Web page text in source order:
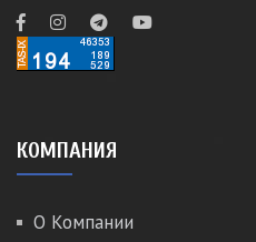
КОМПАНИЯ
О Компании